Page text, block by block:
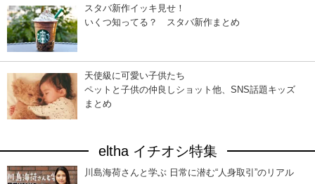
スタバ新作イッキ見せ！
いくつ知ってる？ スタバ新作まとめ
天使級に可愛い子供たち
ペットと子供の仲良しショット他、SNS話題キッズ
まとめ
eltha イチオシ特集
川島海荷さんと学ぶ 日常に潜む“人身取引”のリアル